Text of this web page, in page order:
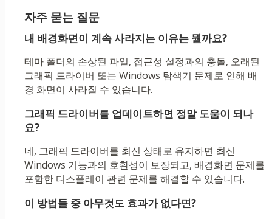
자주 묻는 질문
내 배경화면이 계속 사라지는 이유는 뭘까요?
테마 폴더의 손상된 파일, 접근성 설정과의 충돌, 오래된
그래픽 드라이버 또는 Windows 탐색기 문제로 인해 배
경 화면이 사라질 수 있습니다.
그래픽 드라이버를 업데이트하면 정말 도움이 되나
요?
네, 그래픽 드라이버를 최신 상태로 유지하면 최신
Windows 기능과의 호환성이 보장되고, 배경화면 문제를
포함한 디스플레이 관련 문제를 해결할 수 있습니다.
이 방법들 중 아무것도 효과가 없다면?